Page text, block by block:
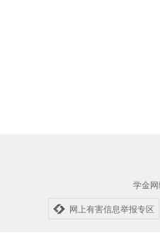
学金
网上有害信息举报专区